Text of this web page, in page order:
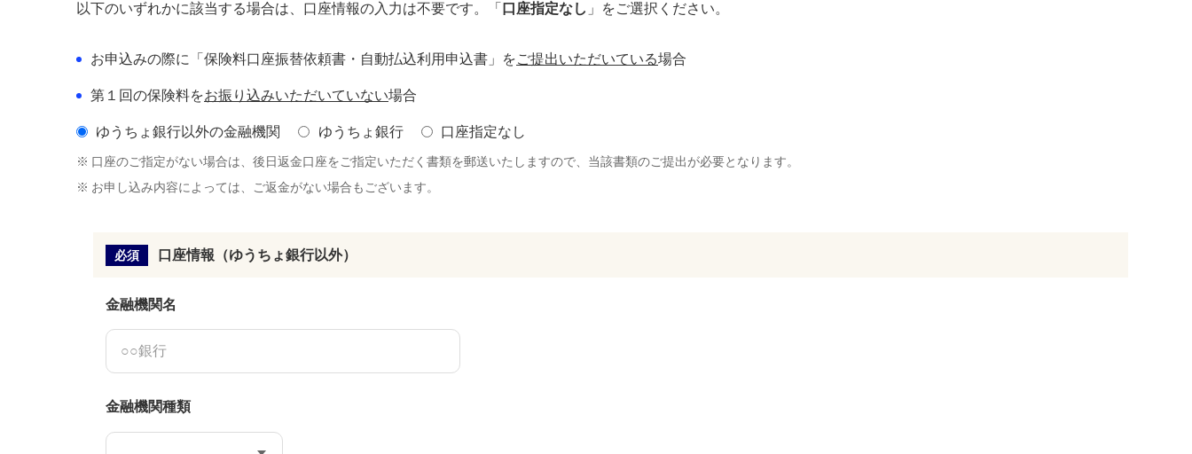
以下のいずれかに該当する場合は、口座情報の入力は不要です。「 口座指定なし 」をご選択ください。
お申込みの際に「保険料口座振替依頼書・自動払込利用申込書」をご提出いただいている場合
第１回の保険料をお振り込みいただいていない場合
ゆうちょ銀行以外の金融機関 ゆうちょ銀行 口座指定なし
※ 口座のご指定がない場合は、後日返金口座をご指定いただく書類を郵送いたしますので、当該書類のご提出が必要となります。
※ お申し込み内容によっては、ご返金がない場合もございます。
必須 口座情報（ゆうちょ銀行以外）
金融機関名
金融機関種類